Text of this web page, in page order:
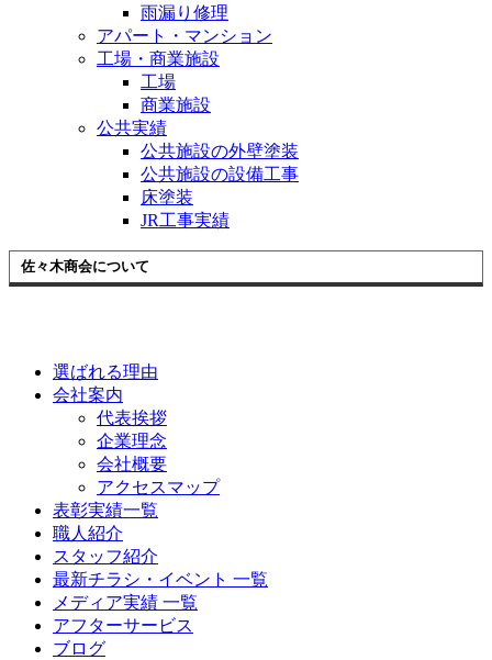
雨漏り修理
アパート・マンション
工場・商業施設
工場
商業施設
公共実績
公共施設の外壁塗装
公共施設の設備工事
床塗装
JR工事実績
佐々木商会について
選ばれる理由
会社案内
代表挨拶
企業理念
会社概要
アクセスマップ
表彰実績一覧
職人紹介
スタッフ紹介
最新チラシ・イベント 一覧
メディア実績 一覧
アフターサービス
ブログ